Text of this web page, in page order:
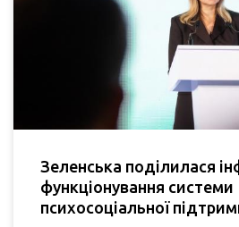
Зеленська поділилася
функціонування системи
психосоціальної